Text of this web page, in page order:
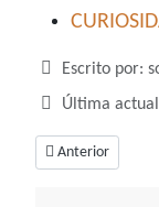
Detalles
Escrito por:
Última
Artículo anterior:
Anterior